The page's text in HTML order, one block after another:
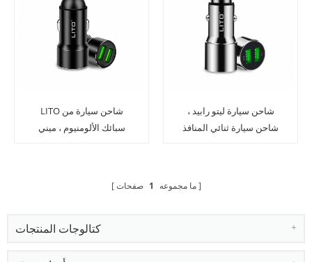
LITO شاحن سيارة من
سبائك الألومنيوم ، ميني
شاحن سيارة ليتو رابيد ،
شاحن سيارة ثنائي المنافذ
ما مجموعه 1 صفحات
كتالوجات المنتجات